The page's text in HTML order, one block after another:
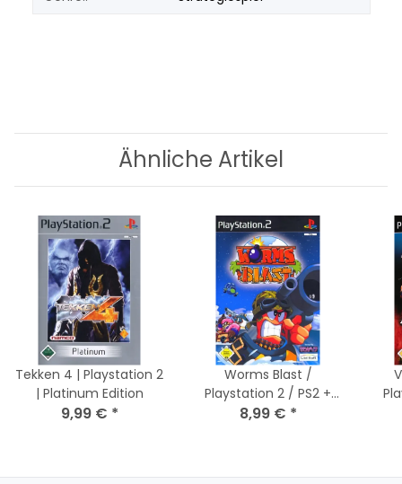
Ähnliche Artikel
Tekken 4 | Playstation 2
| Platinum Edition
9,99 € *
Worms Blast /
Playstation 2 / PS2 +
Handbuch
8,99 € *